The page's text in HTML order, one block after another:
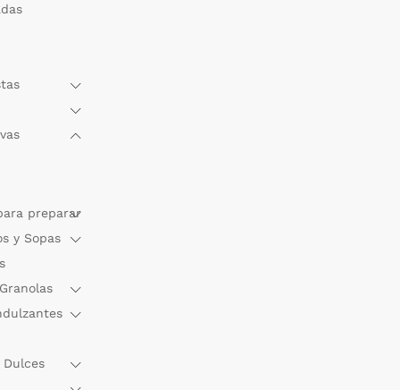
preparar
y Sopas
Dulces